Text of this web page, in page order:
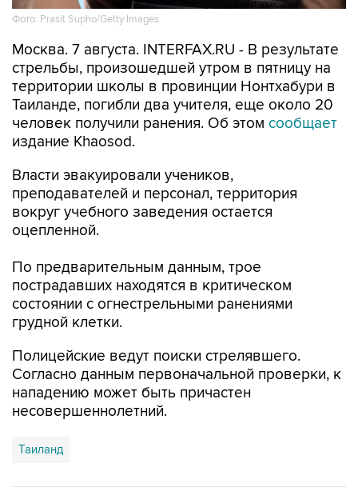
Фото: Prasit Supho/Getty Images
Москва. 7 августа. INTERFAX.RU - В результате
стрельбы, произошедшей утром в пятницу на
территории школы в провинции Нонтхабури в
Таиланде, погибли два учителя, еще около 20
человек получили ранения. Об этом сообщает
издание Khaosod.
Власти эвакуировали учеников,
преподавателей и персонал, территория
вокруг учебного заведения остается
оцепленной.
По предварительным данным, трое
пострадавших находятся в критическом
состоянии с огнестрельными ранениями
грудной клетки.
Полицейские ведут поиски стрелявшего.
Согласно данным первоначальной проверки, к
нападению может быть причастен
несовершеннолетний.
Таиланд